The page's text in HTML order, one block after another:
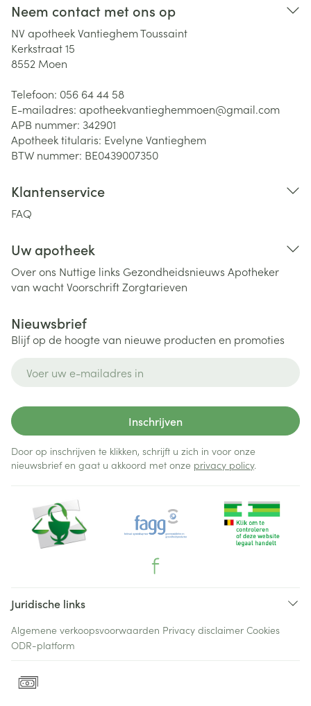
Neem contact met ons op
NV apotheek Vantieghem Toussaint
Kerkstraat 15
8552 Moen
Telefoon: 056 64 44 58
E-mailadres: apotheekvantieghemmoen@gmail.com
APB nummer: 342901
Apotheek titularis: Evelyne Vantieghem
BTW nummer: BE0439007350
Klantenservice
FAQ
Uw apotheek
Over ons Nuttige links Gezondheidsnieuws Apotheker
van wachtVoorschriftZorgtarieven
Nieuwsbrief
Blijf op de hoogte van nieuwe producten en promoties
Inschrijven
Door op inschrijven te klikken, schrijft u zich in voor onze
nieuwsbrief en gaat u akkoord met onze privacy policy.
Juridische links
Algemene verkoopsvoorwaarden Privacy disclaimer Cookies
ODR-platform